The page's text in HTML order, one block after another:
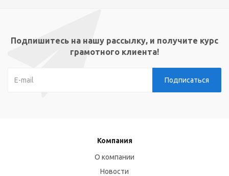
Подпишитесь на нашу рассылку, и получите курс
грамотного клиента!
Компания
О компании
Новости